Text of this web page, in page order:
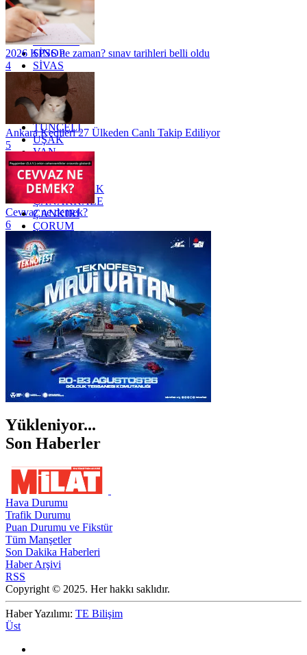
OSMANİYE
RİZE
SAKARYA
SAMSUN
SİNOP
SİVAS
SİİRT
TEKİRDAĞ
TOKAT
TRABZON
TUNCELİ
UŞAK
VAN
YALOVA
YOZGAT
ZONGULDAK
ÇANAKKALE
ÇANKIRI
ÇORUM
İSTANBUL
İZMİR
ŞANLIURFA
ŞIRNAK
2026 KPSS ne zaman? sınav tarihleri belli oldu
4
Ankara Kedileri 27 Ülkeden Canlı Takip Ediliyor
5
Cevvaz ne demek?
6
Yükleniyor...
Son Haberler
Hava Durumu
Trafik Durumu
Puan Durumu ve Fikstür
Tüm Manşetler
Son Dakika Haberleri
Haber Arşivi
RSS
Copyright © 2025. Her hakkı saklıdır.
Haber Yazılımı: TE Bilişim
Üst